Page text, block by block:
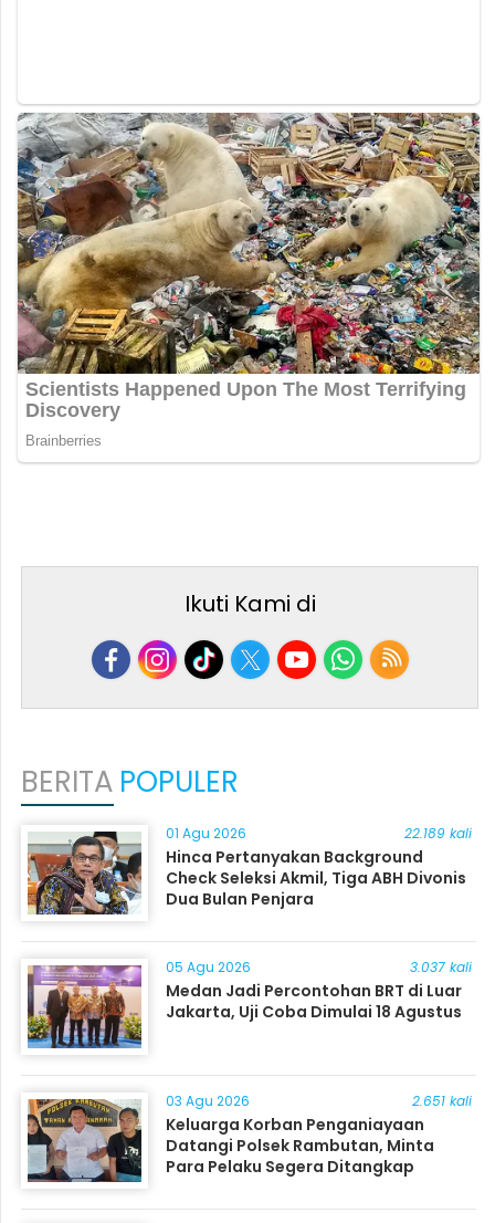
Ikuti Kami di
BERITA POPULER
01 Agu 2026 22.189 kali
Hinca Pertanyakan Background
Check Seleksi Akmil, Tiga ABH Divonis
Dua Bulan Penjara
05 Agu 2026 3.037 kali
Medan Jadi Percontohan BRT di Luar
Jakarta, Uji Coba Dimulai 18 Agustus
03 Agu 2026 2.651 kali
Keluarga Korban Penganiayaan
Datangi Polsek Rambutan, Minta
Para Pelaku Segera Ditangkap